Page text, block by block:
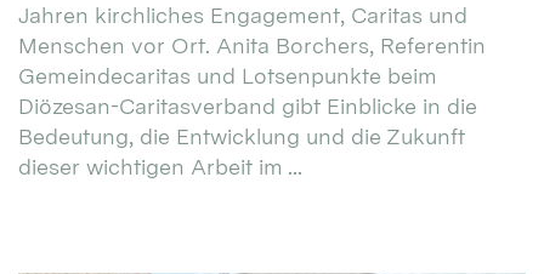
Jahren kirchliches Engagement, Caritas und
Menschen vor Ort. Anita Borchers, Referentin
Gemeindecaritas und Lotsenpunkte beim
Diözesan-Caritasverband gibt Einblicke in die
Bedeutung, die Entwicklung und die Zukunft
dieser wichtigen Arbeit im ...